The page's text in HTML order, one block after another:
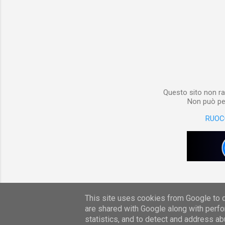
Questo sito non
Non può
This site uses cookies from Google to
are shared with Google along with
statistics, and to detect and address